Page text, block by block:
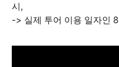
시,
-> 실제 투어 이용 일자인